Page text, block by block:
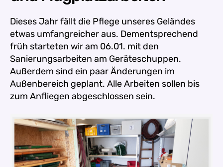
Dieses Jahr fällt die Pflege unseres Geländes
etwas umfangreicher aus. Dementsprechend
früh starteten wir am 06.01. mit den
Sanierungsarbeiten am Geräteschuppen.
Außerdem sind ein paar Änderungen im
Außenbereich geplant. Alle Arbeiten sollen bis
zum Anfliegen abgeschlossen sein.